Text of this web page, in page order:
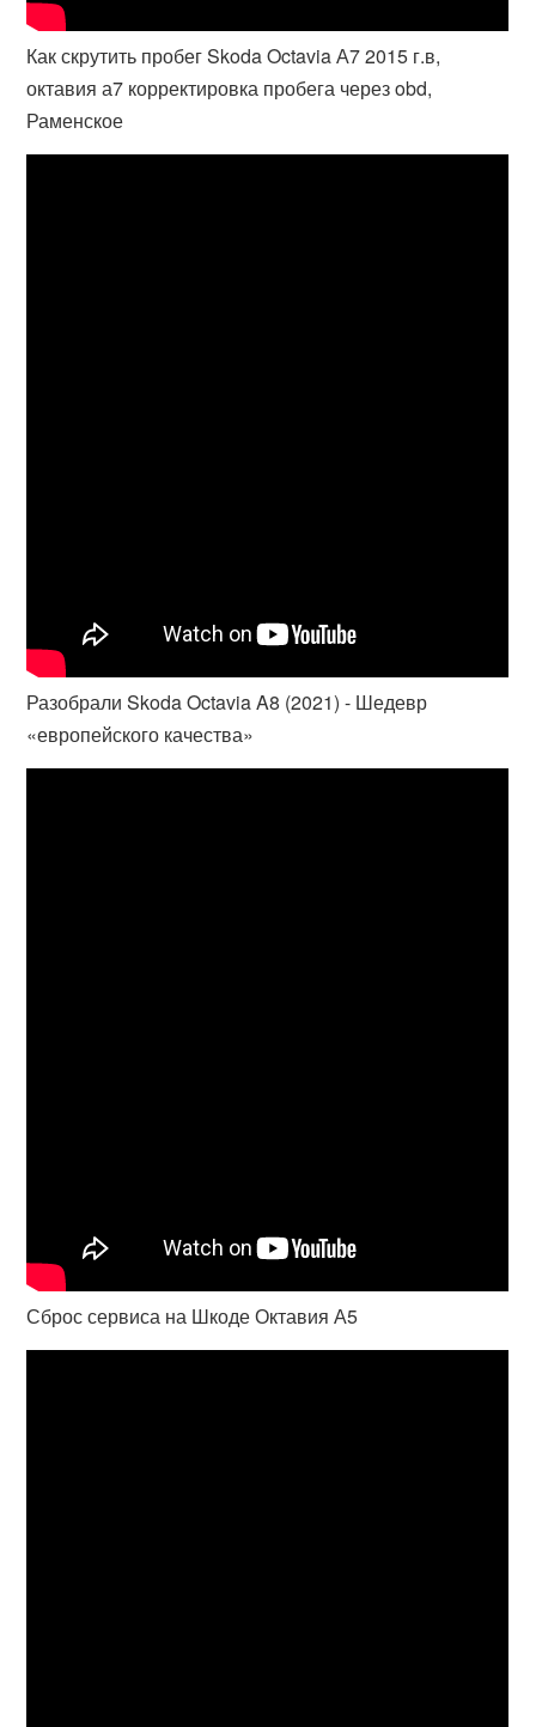
Как скрутить пробег Skoda Octavia А7 2015 г.в,
октавия а7 корректировка пробега через obd,
Раменское
Разобрали Skoda Octavia A8 (2021) - Шедевр
«европейского качества»
Сброс сервиса на Шкоде Октавия А5